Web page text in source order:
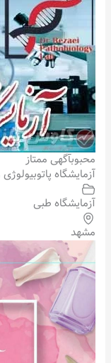
محبوبآگهی ممتاز
آزمایشگاه
آزمایشگاه طبی
مشهد